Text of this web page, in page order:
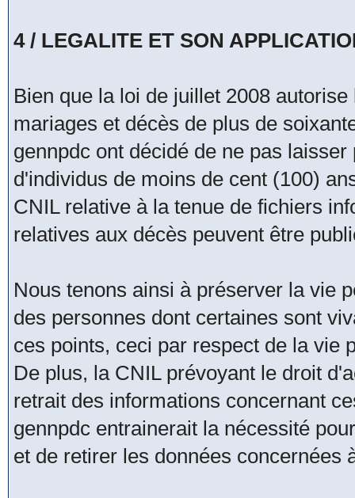
4 / LEGALITE ET SON
Bien que la loi de juillet 2008
mariages et décès de plus de
gennpdc ont décidé de ne pas
d'individus de moins de cent (100)
CNIL relative à la tenue de fichiers
relatives aux décès peuvent être
Nous tenons ainsi à préserver la vie
des personnes dont certaines sont
ces points, ceci par respect de la vie
De plus, la CNIL prévoyant le droit
retrait des informations concernant
gennpdc entrainerait la nécessité
et de retirer les données concernées